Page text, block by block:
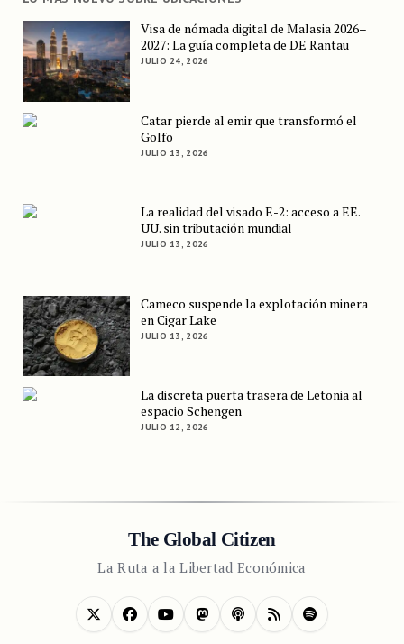
Visa de nómada digital de Malasia 2026–
2027: La guía completa de DE Rantau
JULIO 24, 2026
Catar pierde al emir que transformó el
Golfo
JULIO 13, 2026
La realidad del visado E-2: acceso a EE.
UU. sin tributación mundial
JULIO 13, 2026
Cameco suspende la explotación minera
en Cigar Lake
JULIO 13, 2026
La discreta puerta trasera de Letonia al
espacio Schengen
JULIO 12, 2026
The Global Citizen
La Ruta a la Libertad Económica